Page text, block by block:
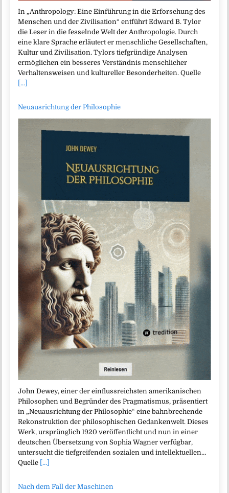
In „Anthropology: Eine Einführung in die Erforschung des
Menschen und der Zivilisation“ entführt Edward B. Tylor
die Leser in die fesselnde Welt der Anthropologie. Durch
eine klare Sprache erläutert er menschliche Gesellschaften,
Kultur und Zivilisation. Tylors tiefgründige Analysen
ermöglichen ein besseres Verständnis menschlicher
Verhaltensweisen und kultureller Besonderheiten. Quelle
[...]
Neuausrichtung der Philosophie
John Dewey, einer der einflussreichsten amerikanischen
Philosophen und Begründer des Pragmatismus, präsentiert
in „Neuausrichtung der Philosophie“ eine bahnbrechende
Rekonstruktion der philosophischen Gedankenwelt. Dieses
Werk, ursprünglich 1920 veröffentlicht und nun in einer
deutschen Übersetzung von Sophia Wagner verfügbar,
untersucht die tiefgreifenden sozialen und intellektuellen…
Quelle [...]
Nach dem Fall der Maschinen